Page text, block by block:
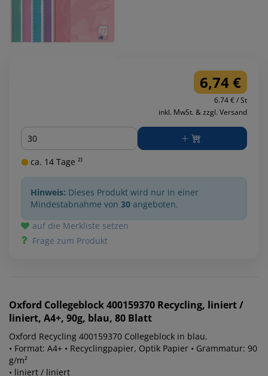
6,74 €
6.74 € / St
inkl. MwSt. & zzgl. Versand
Menge
ca. 14 Tage ²⁾
Hinweis: Dieses Produkt wird nur in einer
Mindestabnahme von 30 angeboten.
auf die Merkliste setzen
Frage zum Produkt
Oxford Collegeblock 400159370 Recycling, liniert /
liniert, A4+, 90g, blau, 80 Blatt
Oxford Recycling 400159370 Collegeblock in blau.
• Format: A4+ • Recyclingpapier, Optik Papier • Grammatur: 90
g/m²
• liniert / liniert